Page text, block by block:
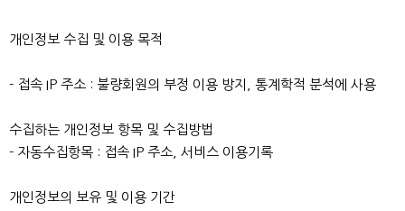
개인정보 수집 및 이용 목적
- 접속 IP 주소 : 불량회원의 부정 이용 방지, 통계학적 분석에 사용
수집하는 개인정보 항목 및 수집방법
- 자동수집항목 : 접속 IP 주소, 서비스 이용기록
개인정보의 보유 및 이용 기간